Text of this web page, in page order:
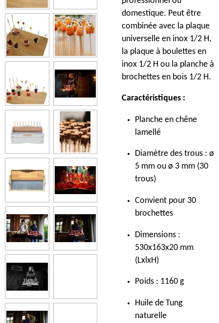
domestique. Peut être
combinée avec la plaque
universelle en inox 1/2 H,
la plaque à boulettes en
inox 1/2 H ou la planche à
brochettes en bois 1/2 H.
Caractéristiques :
Planche en chêne
lamellé
Diamètre des trous : ø
5 mm ou ø 3 mm (30
trous)
Convient pour 30
brochettes
Dimensions :
530x163x20 mm
(LxlxH)
Poids : 1160 g
Huile de Tung
naturelle